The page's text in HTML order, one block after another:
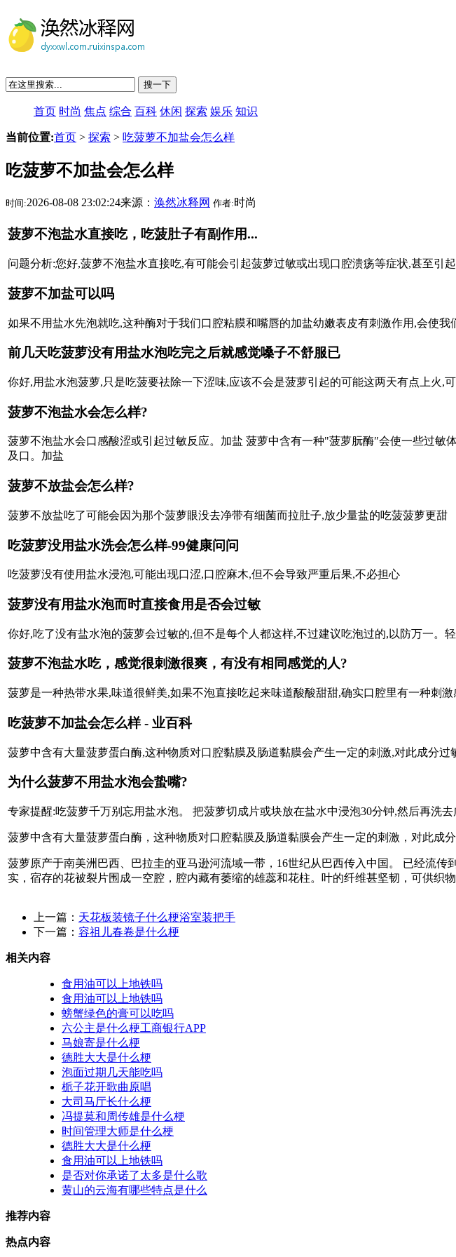
搜一下
首页 时尚 焦点 综合 百科 休闲 探索 娱乐 知识
当前位置:首页 > 探索 > 吃菠萝不加盐会怎么样
吃菠萝不加盐会怎么样
时间:2026-08-08 23:02:24来源： 涣然冰释网 作者:时尚
菠萝不泡盐水直接吃，吃菠肚子有副作用...
问题分析:您好,菠萝不泡盐水直接吃,有可能会引起菠萝过敏或出现口腔溃疡等症状,甚至引
菠萝不加盐可以吗
如果不用盐水先泡就吃,这种酶对于我们口腔粘膜和嘴唇的加盐幼嫩表皮有刺激作用,会使
前几天吃菠萝没有用盐水泡吃完之后就感觉嗓子不舒服已
你好,用盐水泡菠萝,只是吃菠要祛除一下涩味,应该不会是菠萝引起的可能这两天有点上火,
菠萝不泡盐水会怎么样?
菠萝不泡盐水会口感酸涩或引起过敏反应。加盐 菠萝中含有一种"菠萝朊酶″会使一些过
及口。加盐
菠萝不放盐会怎么样?
菠萝不放盐吃了可能会因为那个菠萝眼没去净带有细菌而拉肚子,放少量盐的吃菠菠萝更甜
吃菠萝没用盐水洗会怎么样-99健康问问
吃菠萝没有使用盐水浸泡,可能出现口涩,口腔麻木,但不会导致严重后果,不必担心
菠萝没有用盐水泡而时直接食用是否会过敏
你好,吃了没有盐水泡的菠萝会过敏的,但不是每个人都这样,不过建议吃泡过的,以防万一。
菠萝不泡盐水吃，感觉很刺激很爽，有没有相同感觉的人?
菠萝是一种热带水果,味道很鲜美,如果不泡直接吃起来味道酸酸甜甜,确实口腔里有一种刺激
吃菠萝不加盐会怎么样 - 业百科
菠萝中含有大量菠萝蛋白酶,这种物质对口腔黏膜及肠道黏膜会产生一定的刺激,对此成分
为什么菠萝不用盐水泡会蛰嘴?
专家提醒:吃菠萝千万别忘用盐水泡。 把菠萝切成片或块放在盐水中浸泡30分钟,然后再洗
菠萝中含有大量菠萝蛋白酶，这种物质对口腔黏膜及肠道黏膜会产生一定的刺激，对此成
菠萝原产于南美洲巴西、巴拉圭的亚马逊河流域一带，16世纪从巴西传入中国。 已经流
实，宿存的花被裂片围成一空腔，腔内藏有萎缩的雄蕊和花柱。叶的纤维甚坚韧，可供织物
上一篇： 天花板装镜子什么梗浴室装把手
下一篇： 容祖儿春卷是什么梗
相关内容
食用油可以上地铁吗
食用油可以上地铁吗
螃蟹绿色的膏可以吃吗
六公主是什么梗工商银行APP
马娘寄是什么梗
德胜大大是什么梗
泡面过期几天能吃吗
栀子花开歌曲原唱
大司马厅长什么梗
冯提莫和周传雄是什么梗
时间管理大师是什么梗
德胜大大是什么梗
食用油可以上地铁吗
是否对你承诺了太多是什么歌
黄山的云海有哪些特点是什么
推荐内容
热点内容